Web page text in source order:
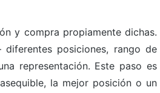
y compra propiamente dichas.
posiciones, rango de
representación. Este paso es
la mejor posición o un